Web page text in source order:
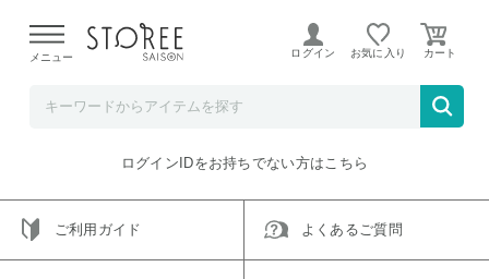
よる配送遅延が発生しております。
メニュー ログイン お気に入り
ご指定のアイテムは取り扱い終了、またはただいま取り扱い
トップへ戻る
ログインIDをお持ちでない方はこちら
ご利用ガイド よくあるご質問